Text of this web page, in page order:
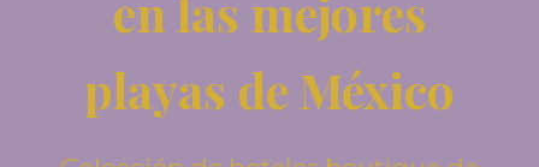
playas de México